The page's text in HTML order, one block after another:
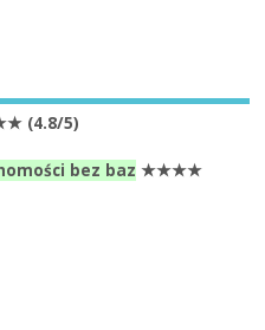
(4.8/5)
bez baz ★★★★